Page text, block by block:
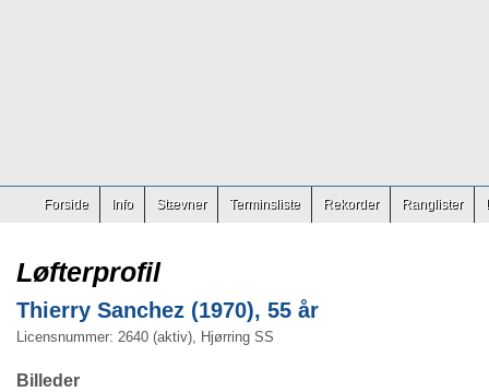
Forside Info Stævner Terminsliste Rekorder Ranglister
Løfterprofil
Thierry Sanchez (1970), 55 år
Licensnummer: 2640 (aktiv), Hjørring SS
Billeder